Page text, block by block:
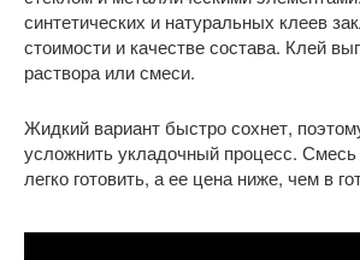
синтетических и натуральных клеев
стоимости и качестве состава. Клей
раствора или смеси.
Жидкий вариант быстро сохнет,
усложнить укладочный процесс.
легко готовить, а ее цена ниже, чем в